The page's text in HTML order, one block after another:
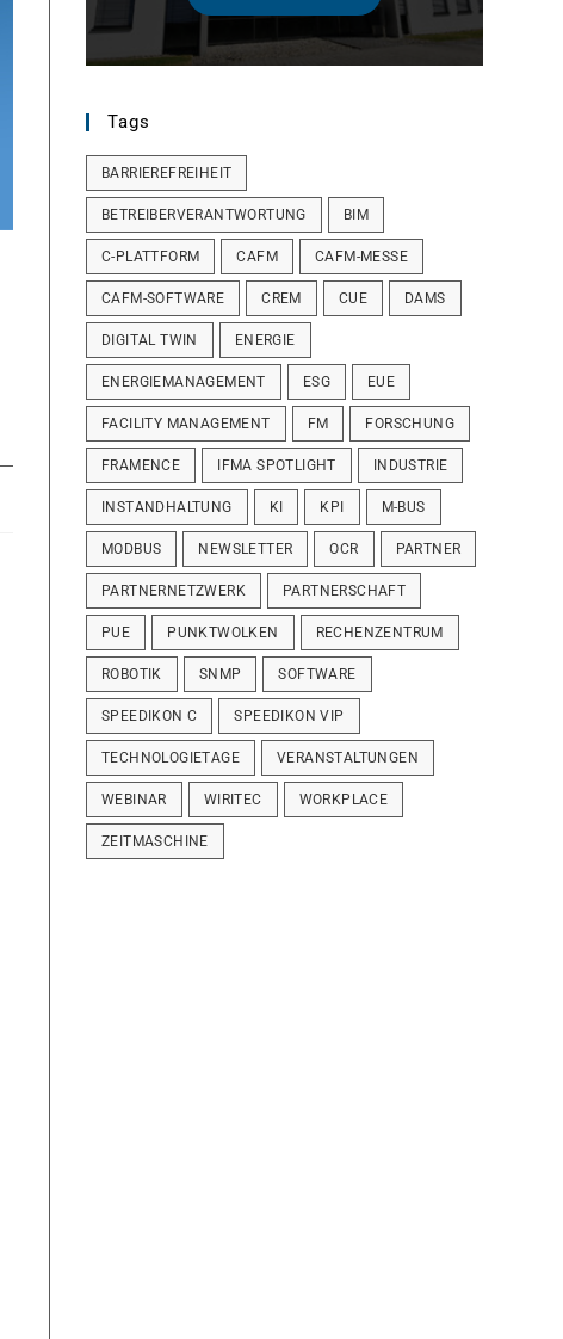
Tags
BARRIEREFREIHEIT
BETREIBERVERANTWORTUNG BIM
C-PLATTFORM CAFM CAFM-MESSE
CAFM-SOFTWARE CREM CUE DAMS
DIGITAL TWIN ENERGIE
ENERGIEMANAGEMENT ESG EUE
FACILITY MANAGEMENT FM FORSCHUNG
FRAMENCE IFMA SPOTLIGHT INDUSTRIE
INSTANDHALTUNG KI KPI M-BUS
MODBUS NEWSLETTER OCR PARTNER
PARTNERNETZWERK PARTNERSCHAFT
PUE PUNKTWOLKEN RECHENZENTRUM
ROBOTIK SNMP SOFTWARE
SPEEDIKON C SPEEDIKON VIP
TECHNOLOGIETAGE VERANSTALTUNGEN
WEBINAR WIRITEC WORKPLACE
ZEITMASCHINE